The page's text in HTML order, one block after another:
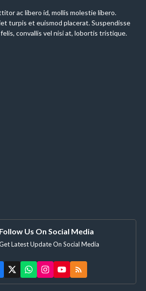
ac libero id, mollis molestie libero.
turpis et euismod placerat. Suspendisse
convallis vel nisi at, lobortis tristique.
Follow Us On Social Media
Latest Update On Social Media